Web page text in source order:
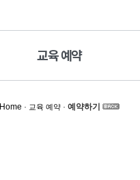
교육 예약
Home · 교육 예약· 예약하기